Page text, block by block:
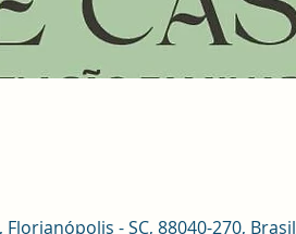
- SC, 88040-270, Brasil